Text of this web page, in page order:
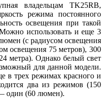
владельцам TK25RB,
режима постоянного
освещения при такой
Можно использовать и еще 3
(с радиусом освещения
освещения 75 метров), 300
метра). Однако белый свет
для данной модели.
в трех режимах красного и
два из режимов (150
один (60 люмен).